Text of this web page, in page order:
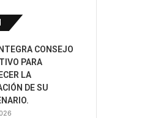
CONSEJO
PARA
LA
DE SU